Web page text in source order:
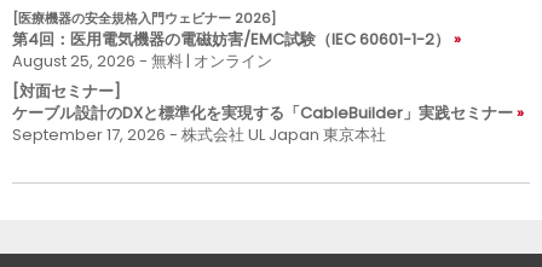
[医療機器の安全規格入門ウェビナー 2026]
第4回：医用電気機器の電磁妨害/EMC試験（IEC 60601-1-2）
August 25, 2026 - 無料 | オンライン
[対面セミナー]
ケーブル設計のDXと標準化を実現する「CableBuilder」実践セミナー
September 17, 2026 - 株式会社 UL Japan 東京本社